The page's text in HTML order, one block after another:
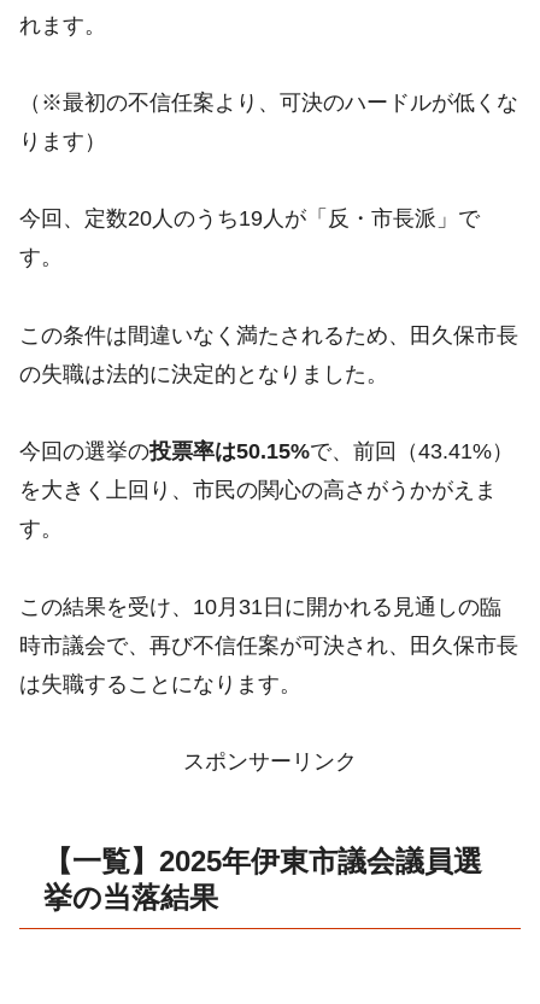
れます。
（※最初の不信任案より、可決のハードルが低くな
ります）
今回、定数20人のうち19人が「反・市長派」で
す。
この条件は間違いなく満たされるため、田久保市長
の失職は法的に決定的となりました。
今回の選挙の投票率は50.15%で、前回（43.41%）
を大きく上回り、市民の関心の高さがうかがえま
す。
この結果を受け、10月31日に開かれる見通しの臨
時市議会で、再び不信任案が可決され、田久保市長
は失職することになります。
スポンサーリンク
【一覧】2025年伊東市議会議員選
挙の当落結果